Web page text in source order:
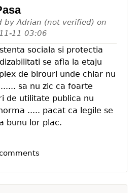
by Adrian (not verified) on
11 03:06
sociala si protectia
se afla la etaju
de birouri unde chiar nu
sa nu zic ca foarte
de utilitate publica nu
..... pacat ca legile se
bunu lor plac.